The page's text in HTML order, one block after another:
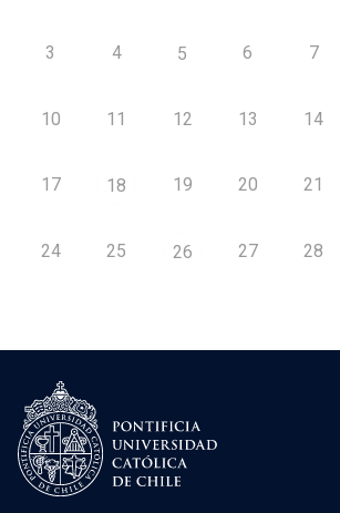
3 4 5 6 7
10 11 12 13 14
17 18 19 20 21
24 25 26 27 28